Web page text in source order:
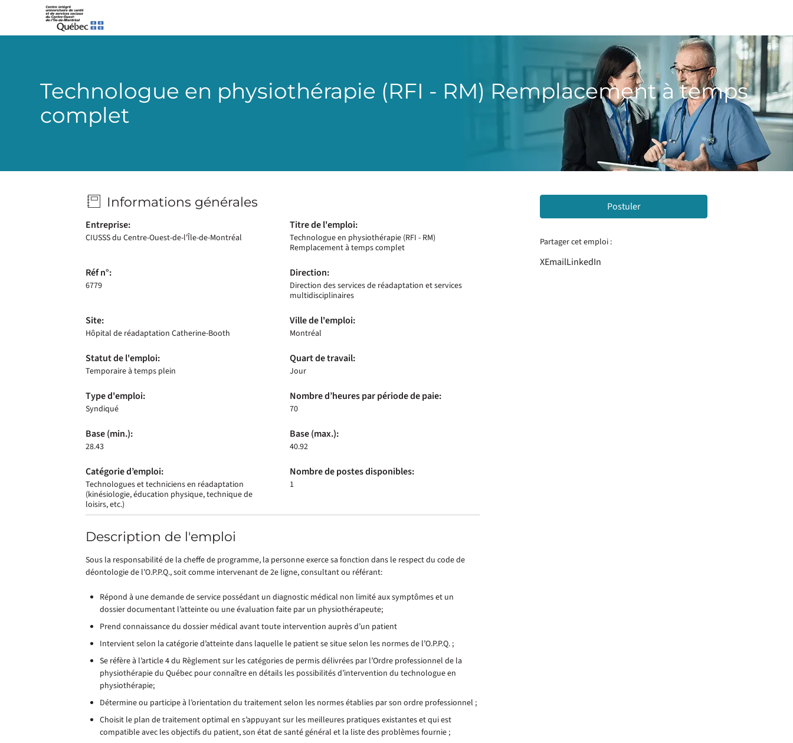
CIUSSS-du-Centre-Ouest-de-l’Île-de-Montréal
Technologue en physiothérapie (RFI - RM) Remplacement à temps
complet
Informations générales
Entreprise:
CIUSSS du Centre-Ouest-de-l'Île-de-Montréal
Titre de l'emploi:
Technologue en physiothérapie (RFI - RM)
Remplacement à temps complet
Réf n°:
6779
Direction:
Direction des services de réadaptation et services
multidisciplinaires
Site:
Hôpital de réadaptation Catherine-Booth
Ville de l'emploi:
Montréal
Statut de l'emploi:
Temporaire à temps plein
Quart de travail:
Jour
Type d'emploi:
Syndiqué
Nombre d’heures par période de paie:
70
Base (min.):
28.43
Base (max.):
40.92
Catégorie d’emploi:
Technologues et techniciens en réadaptation
(kinésiologie, éducation physique, technique de
loisirs, etc.)
Nombre de postes disponibles:
1
Description de l'emploi
Sous la responsabilité de la cheffe de programme, la personne exerce sa fonction dans le respect du code de
déontologie de l’O.P.P.Q., soit comme intervenant de 2e ligne, consultant ou référant:
Répond à une demande de service possédant un diagnostic médical non limité aux symptômes et un
dossier documentant l’atteinte ou une évaluation faite par un physiothérapeute;
Prend connaissance du dossier médical avant toute intervention auprès d’un patient
Intervient selon la catégorie d’atteinte dans laquelle le patient se situe selon les normes de l’O.P.P.Q. ;
Se réfère à l’article 4 du Règlement sur les catégories de permis délivrées par l’Ordre professionnel de la
physiothérapie du Québec pour connaître en détails les possibilités d’intervention du technologue en
physiothérapie;
Détermine ou participe à l’orientation du traitement selon les normes établies par son ordre professionnel ;
Choisit le plan de traitement optimal en s’appuyant sur les meilleures pratiques existantes et qui est
compatible avec les objectifs du patient, son état de santé général et la liste des problèmes fournie ;
Postuler
Partager cet emploi :
XEmailLinkedIn